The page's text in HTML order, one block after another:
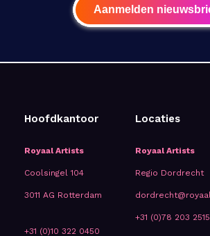
Aanmelden
Hoofdkantoor
Royaal Artists
Coolsingel 104
3011 AG Rotterdam
+31 (0)10 322 0450
Locaties
Royaal Artists
Regio Dordrecht
+31 (0)78 203 2515